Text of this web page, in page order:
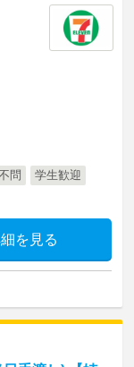
問
学生歓迎
を見る